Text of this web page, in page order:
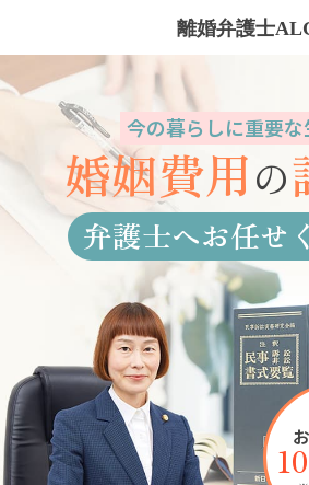
離婚弁護士
今の暮らしに重要な
婚姻費用の
弁護士へお任せ